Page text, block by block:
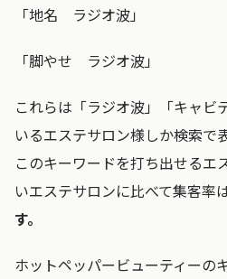
「地名 ラジオ波」
「脚やせ ラジオ波」
これらは「ラジオ波」「キャビ
いるエステサロン様しか検索で
このキーワードを打ち出せるエ
いエステサロンに比べて集客率
す。
ホットペッパービューティーの